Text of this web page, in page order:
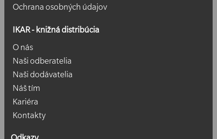
Ochrana osobných údajov
IKAR - knižná distribúcia
O nás
Naši odberatelia
Naši dodávatelia
Náš tím
Kariéra
Kontakty